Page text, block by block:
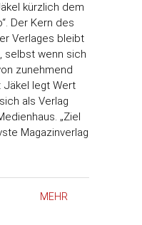
kürzlich dem
Der Kern des
Verlages bleibt
selbst wenn sich
zunehmend
Jäkel legt Wert
als Verlag
„Ziel
Magazinverlag
MEHR